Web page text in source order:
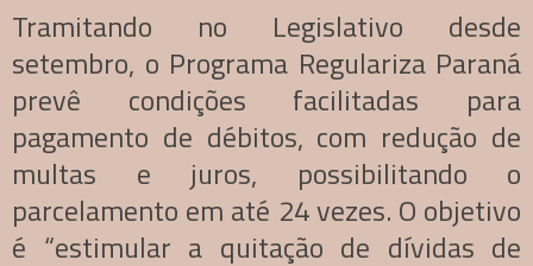
Tramitando no Legislativo desde
setembro, o Programa Regulariza Paraná
prevê condições facilitadas para
pagamento de débitos, com redução de
multas e juros, possibilitando o
parcelamento em até 24 vezes. O objetivo
é “estimular a quitação de dívidas de